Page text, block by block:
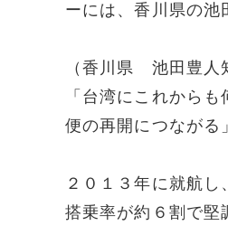
ーには、香川県の池
（香川県 池田豊人
「台湾にこれから
便の再開につながる
２０１３年に就航
搭乗率が約６割で堅